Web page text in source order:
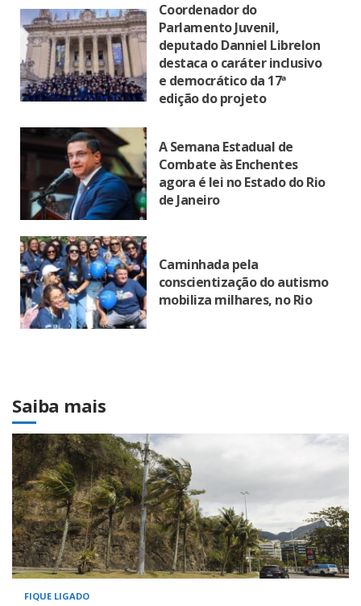
Coordenador do
Parlamento Juvenil,
deputado Danniel Librelon
destaca o caráter inclusivo
e democrático da 17ª
edição do projeto
A Semana Estadual de
Combate às Enchentes
agora é lei no Estado do Rio
de Janeiro
Caminhada pela
conscientização do autismo
mobiliza milhares, no Rio
Saiba mais
FIQUE LIGADO